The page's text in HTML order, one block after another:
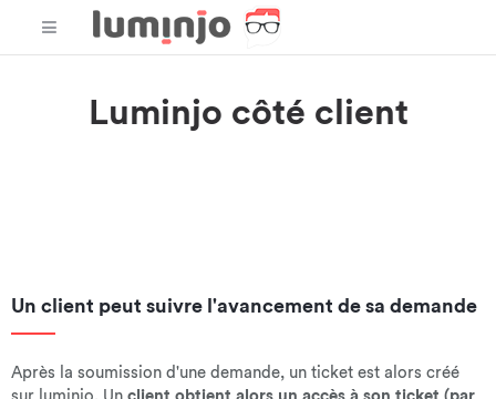
Luminjo côté client
Un client peut suivre l'avancement de sa demande
Après la soumission d'une demande, un ticket est alors créé